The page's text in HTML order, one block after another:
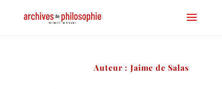
Auteur : Jaime de Salas